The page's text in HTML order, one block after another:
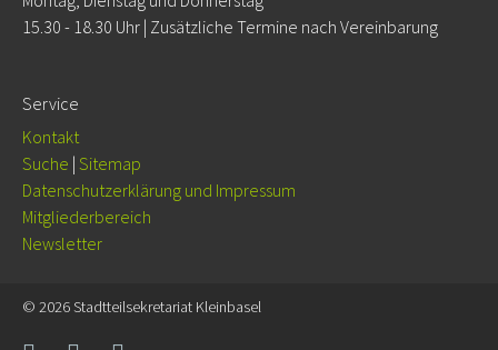
15.30 - 18.30 Uhr | Zusätzliche Termine nach Vereinbarung
Service
Kontakt
Suche | Sitemap
Da­ten­schutz­er­klä­rung und Impressum
Mitgliederbereich
Newsletter
© 2026 Stadtteilsekretariat Kleinbasel